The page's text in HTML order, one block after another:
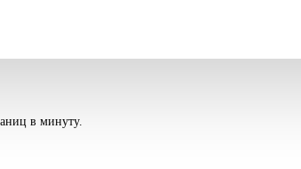
в минуту.